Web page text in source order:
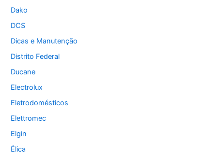
Dako
DCS
Dicas e Manutenção
Distrito Federal
Ducane
Electrolux
Eletrodomésticos
Elettromec
Elgin
Élica